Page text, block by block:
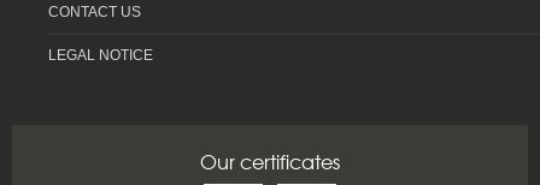
CONTACT US
LEGAL NOTICE
Our certificates